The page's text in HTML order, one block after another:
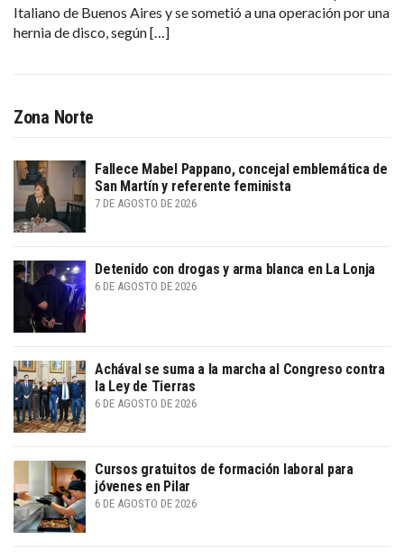
Italiano de Buenos Aires y se sometió a una operación por una
hernia de disco, según […]
Zona Norte
Fallece Mabel Pappano, concejal emblemática de
San Martín y referente feminista
7 DE AGOSTO DE 2026
Detenido con drogas y arma blanca en La Lonja
6 DE AGOSTO DE 2026
Achával se suma a la marcha al Congreso contra
la Ley de Tierras
6 DE AGOSTO DE 2026
Cursos gratuitos de formación laboral para
jóvenes en Pilar
6 DE AGOSTO DE 2026